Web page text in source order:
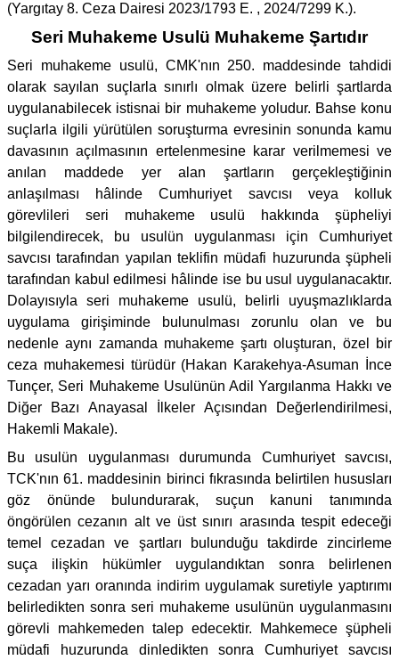
(Yargıtay 8. Ceza Dairesi 2023/1793 E. , 2024/7299 K.).
Seri Muhakeme Usulü Muhakeme Şartıdır
Seri muhakeme usulü, CMK'nın 250. maddesinde tahdidi
olarak sayılan suçlarla sınırlı olmak üzere belirli şartlarda
uygulanabilecek istisnai bir muhakeme yoludur. Bahse konu
suçlarla ilgili yürütülen soruşturma evresinin sonunda kamu
davasının açılmasının ertelenmesine karar verilmemesi ve
anılan maddede yer alan şartların gerçekleştiğinin
anlaşılması hâlinde Cumhuriyet savcısı veya kolluk
görevlileri seri muhakeme usulü hakkında şüpheliyi
bilgilendirecek, bu usulün uygulanması için Cumhuriyet
savcısı tarafından yapılan teklifin müdafi huzurunda şüpheli
tarafından kabul edilmesi hâlinde ise bu usul uygulanacaktır.
Dolayısıyla seri muhakeme usulü, belirli uyuşmazlıklarda
uygulama girişiminde bulunulması zorunlu olan ve bu
nedenle aynı zamanda muhakeme şartı oluşturan, özel bir
ceza muhakemesi türüdür (Hakan Karakehya-Asuman İnce
Tunçer, Seri Muhakeme Usulünün Adil Yargılanma Hakkı ve
Diğer Bazı Anayasal İlkeler Açısından Değerlendirilmesi,
Hakemli Makale).
Bu usulün uygulanması durumunda Cumhuriyet savcısı,
TCK'nın 61. maddesinin birinci fıkrasında belirtilen hususları
göz önünde bulundurarak, suçun kanuni tanımında
öngörülen cezanın alt ve üst sınırı arasında tespit edeceği
temel cezadan ve şartları bulunduğu takdirde zincirleme
suça ilişkin hükümler uygulandıktan sonra belirlenen
cezadan yarı oranında indirim uygulamak suretiyle yaptırımı
belirledikten sonra seri muhakeme usulünün uygulanmasını
görevli mahkemeden talep edecektir. Mahkemece şüpheli
müdafi huzurunda dinledikten sonra Cumhuriyet savcısı